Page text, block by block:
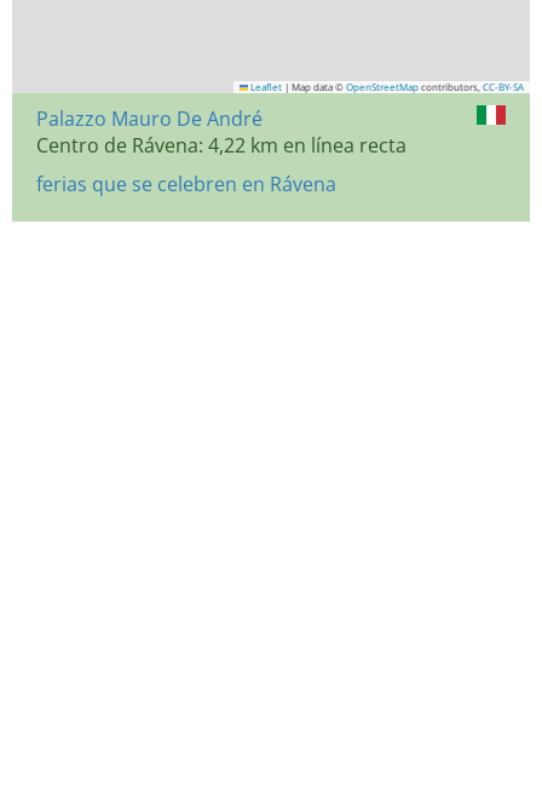
Leaflet | Map data © OpenStreetMap contributors, CC-BY-SA
Palazzo Mauro De André
Centro de Rávena: 4,22 km en línea recta
ferias que se celebren en Rávena